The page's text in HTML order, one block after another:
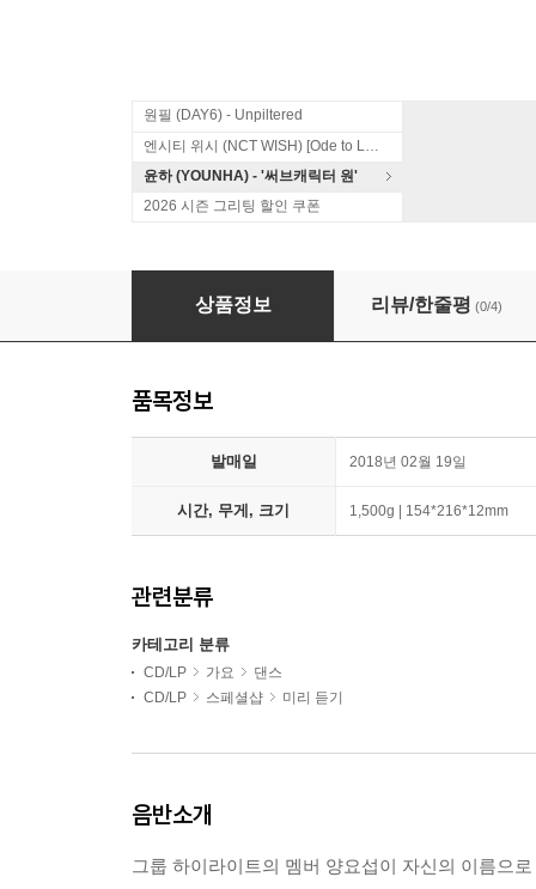
원필 (DAY6) - Unpiltered
엔시티 위시 (NCT WISH) [Ode to Love]
윤하 (YOUNHA) - '써브캐릭터 원'
2026 시즌 그리팅 할인 쿠폰
양요섭 - 미니앨범 2집 : 白 [B ver.]
상품정보 리뷰/한줄평 (0/4)
품목정보
발매일 2018년 02월 19일
시간, 무게, 크기 1,500g | 154*216*12mm
관련분류
카테고리 분류
CD/LP 가요
댄스
CD/LP
스페셜샵 미리 듣기
음반소개
그룹 하이라이트의 멤버 양요섭이 자신의 이름으